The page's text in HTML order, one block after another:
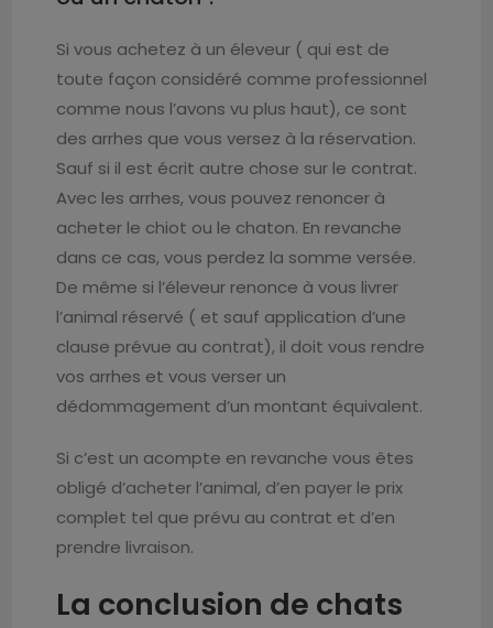
Si vous achetez à un éleveur ( qui est de
toute façon considéré comme professionnel
comme nous l’avons vu plus haut), ce sont
des arrhes que vous versez à la réservation.
Sauf si il est écrit autre chose sur le contrat.
Avec les arrhes, vous pouvez renoncer à
acheter le chiot ou le chaton. En revanche
dans ce cas, vous perdez la somme versée.
De même si l’éleveur renonce à vous livrer
l’animal réservé ( et sauf application d’une
clause prévue au contrat), il doit vous rendre
vos arrhes et vous verser un
dédommagement d’un montant équivalent.
Si c’est un acompte en revanche vous êtes
obligé d’acheter l’animal, d’en payer le prix
complet tel que prévu au contrat et d’en
prendre livraison.
La conclusion de chats